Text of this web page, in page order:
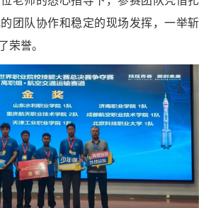
团队协作和稳定的现场发挥，一举斩
荣誉。